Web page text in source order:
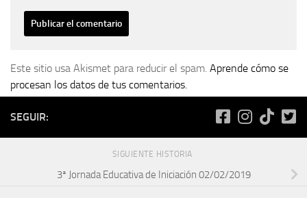
Este sitio usa Akismet para reducir el spam. Aprende cómo se
procesan los datos de tus comentarios.
SEGUIR:
SIGUIENTE HISTORIA
3ª Jornada Educativa de Iniciación 02/02/2019